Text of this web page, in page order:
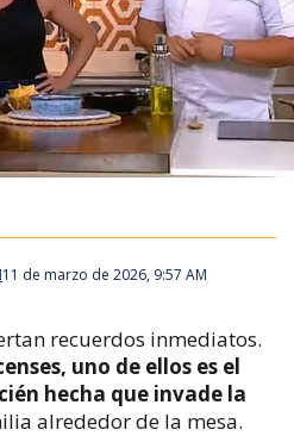
11 de marzo de 2026, 9:57 AM
recuerdos inmediatos.
uno de ellos es el
hecha que invade la
alrededor de la mesa.